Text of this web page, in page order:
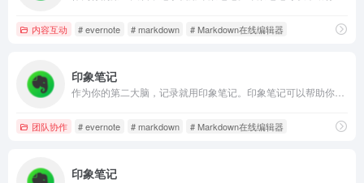
内容互动 # evernote # markdown # Markdown在线编辑器
印象笔记
团队协作 # evernote # markdown # Markdown在线编辑器
印象笔记